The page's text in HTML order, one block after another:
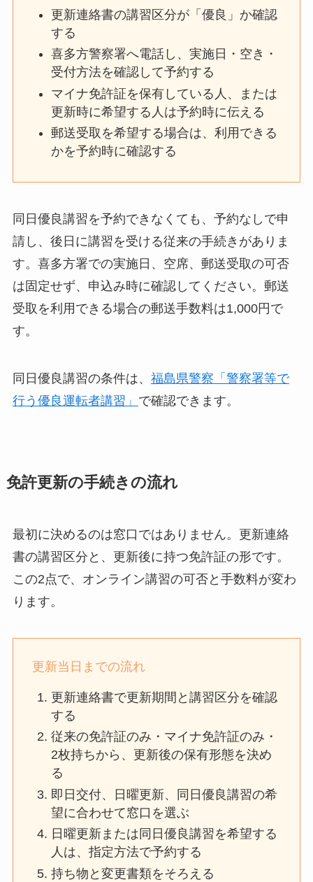
更新連絡書の講習区分が「優良」か確認
する
喜多方警察署へ電話し、実施日・空き・
受付方法を確認して予約する
マイナ免許証を保有している人、または
更新時に希望する人は予約時に伝える
郵送受取を希望する場合は、利用できる
かを予約時に確認する
同日優良講習を予約できなくても、予約なしで申
請し、後日に講習を受ける従来の手続きがありま
す。喜多方署での実施日、空席、郵送受取の可否
は固定せず、申込み時に確認してください。郵送
受取を利用できる場合の郵送手数料は1,000円で
す。
同日優良講習の条件は、 福島県警察「警察署等で
行う優良運転者講習」 で確認できます。
免許更新の手続きの流れ
最初に決めるのは窓口ではありません。更新連絡
書の講習区分と、更新後に持つ免許証の形です。
この2点で、オンライン講習の可否と手数料が変わ
ります。
更新当日までの流れ
更新連絡書で更新期間と講習区分を確認
する
従来の免許証のみ・マイナ免許証のみ・
2枚持ちから、更新後の保有形態を決め
る
即日交付、日曜更新、同日優良講習の希
望に合わせて窓口を選ぶ
日曜更新または同日優良講習を希望する
人は、指定方法で予約する
持ち物と変更書類をそろえる